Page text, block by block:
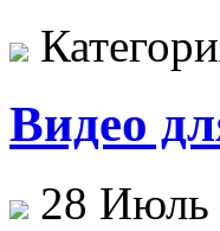
Видео
28 Июль